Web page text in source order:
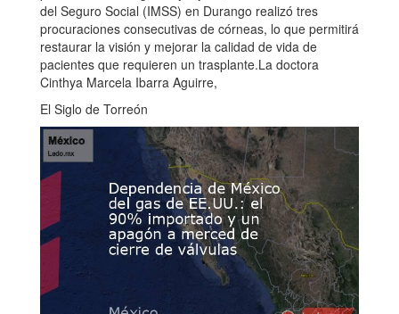
del Seguro Social (IMSS) en Durango realizó tres
procuraciones consecutivas de córneas, lo que permitirá
restaurar la visión y mejorar la calidad de vida de
pacientes que requieren un trasplante.La doctora
Cinthya Marcela Ibarra Aguirre,
El Siglo de Torreón